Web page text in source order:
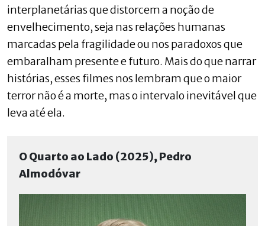
interplanetárias que distorcem a noção de
envelhecimento, seja nas relações humanas
marcadas pela fragilidade ou nos paradoxos que
embaralham presente e futuro. Mais do que narrar
histórias, esses filmes nos lembram que o maior
terror não é a morte, mas o intervalo inevitável que
leva até ela.
O Quarto ao Lado (2025), Pedro
Almodóvar